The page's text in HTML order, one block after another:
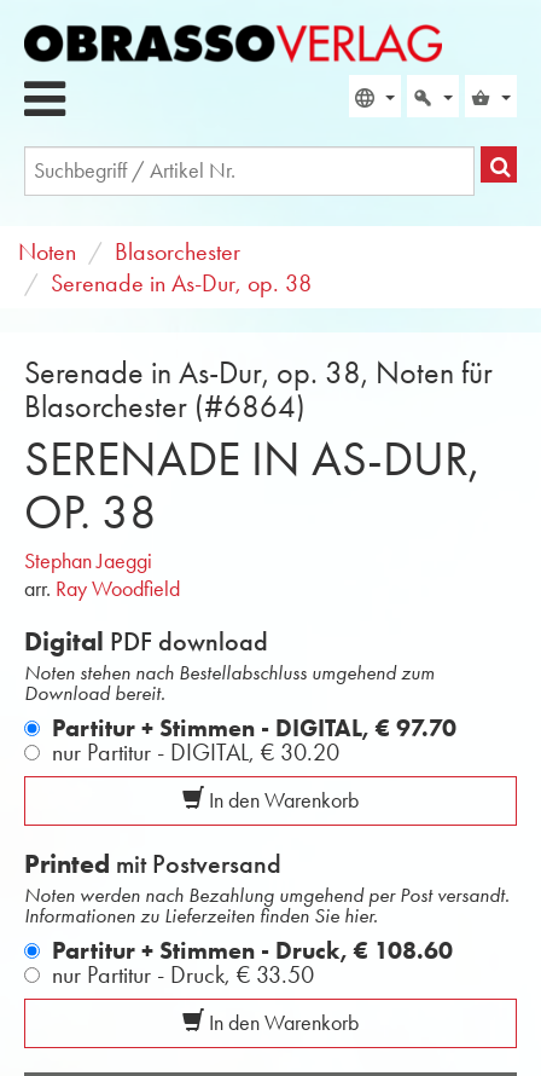
Noten
Blasorchester
Serenade in As-Dur, op. 38
Serenade in As-Dur, op. 38, Noten für
Blasorchester (#6864)
SERENADE IN AS-DUR,
OP. 38
Stephan Jaeggi
arr. Ray Woodfield
Digital PDF download
Noten stehen nach Bestellabschluss umgehend zum
Download bereit.
Partitur + Stimmen - DIGITAL,€ 97.70
nur Partitur - DIGITAL, € 30.20
In den Warenkorb
Printed mit Postversand
Noten werden nach Bezahlung umgehend per Post versandt.
Informationen zu Lieferzeiten finden Sie hier.
Partitur + Stimmen - Druck,€ 108.60
nur Partitur - Druck, € 33.50
In den Warenkorb